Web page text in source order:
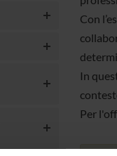
Con
In
Per